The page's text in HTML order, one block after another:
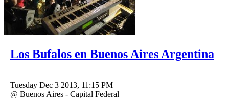
Los Bufalos en Buenos Aires Argentina
Tuesday Dec 3 2013, 11:15 PM
@ Buenos Aires - Capital Federal